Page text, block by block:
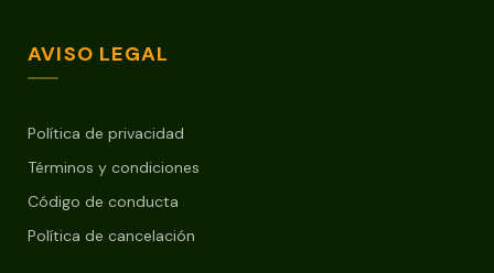
AVISO LEGAL
Política de privacidad
Términos y condiciones
Código de conducta
Política de cancelación